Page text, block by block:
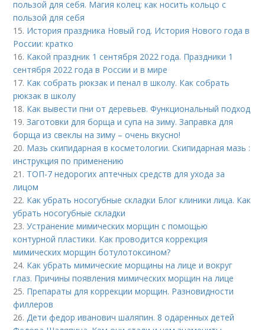
пользой для себя. Магия колец: как носить кольцо с
пользой для себя
15. История праздника Новый год. История Нового года в
России: кратко
16. Какой праздник 1 сентября 2022 года. Праздники 1
сентября 2022 года в России и в мире
17. Как собрать рюкзак и пенал в школу. Как собрать
рюкзак в школу
18. Как вывести пни от деревьев. Функциональный подход
19.Заготовки для борща и супа на зиму. Заправка для
борща из свеклы на зиму – очень вкусно!
20. Мазь скипидарная в косметологии. Скипидарная мазь :
инструкция по применению
21. ТОП-7 недорогих аптечных средств для ухода за
лицом
22. Как убрать носогубные складки Блог клиники лица. Как
убрать носогубные складки
23.Устранение мимических морщин с помощью
контурной пластики. Как проводится коррекция
мимических морщин ботулотоксином?
24. Как убрать мимические морщины на лице и вокруг
глаз. Причины появления мимических морщин на лице
25. Препараты для коррекции морщин. Разновидности
филлеров
26.Дети федор иванович шаляпин. 8 одаренных детей